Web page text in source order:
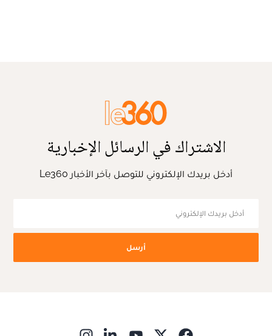
الاشتراك في الرسائل الإخبارية
أدخل بريدك الإلكتروني للتوصل بآخر الأخبار Le360
أرسل